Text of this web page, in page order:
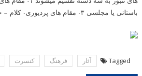
باستانی یا مجلسی ۳- مقام های پردیوری- کلام – حقانی»
Tagged آثار فرهنگ كنسرت